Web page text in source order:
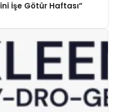
İşe Götür Haftası”